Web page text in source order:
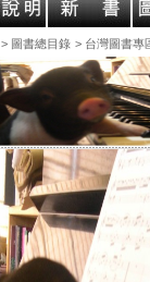
> 圖書總目錄 > 台灣圖書專